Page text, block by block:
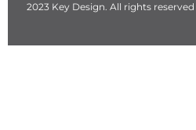
2023 Key Design. All rights